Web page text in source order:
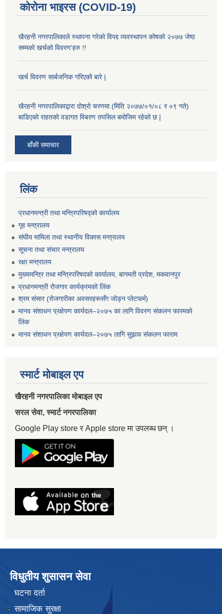
कोरोना भाइरस (COVID-19)
खैरहनी नगरपालिकाले स्थापना गरेको विपद्द व्यवस्थापन कोषको २०७७ जेष्ठ
सम्मको खर्चको विवरण'हरु !!
खर्च विवरण सार्बजनिक गरिएको बारे |
खैरहनी नगरपालिकाद्वारा दोश्रो चरणमा (मिति २०७७/०१/०८ र ०९ गते)
बाडिएको राहतको वडागत विबरण तपसिल बमोजिम रहेको छ |
बाँकी समाचार
लिंक
प्रधानमन्त्री तथा मन्त्रिपरिषद्को कार्यालय
गृह मन्त्रालय
संघीय मामिला तथा स्थानीय विकास मन्त्रालय
सूचना तथा संचार मन्त्रालय
रक्षा मन्त्रालय
मुख्यमन्त्रि तथा मन्त्रिपरिषदको कार्यालय, बागमती प्रदेश, मकवानपुर
प्रधानमन्त्री रोजगार कार्यक्रमको लिंक
श्रम संसार (रोजगारीका अवसरहरूसँग जोड्न प्लेटफर्म)
मानव संशाधन प्रक्षेपण कार्यदल–२०७५ का लागि विवरण संकलन फारमको
लिंक
मानव संशाधन प्रक्षेपण कार्यदल–२०७५ लागि सुझाव संकलन फाराम
स्मार्ट मोबाइल एप
खैरहनी नगरपालिका मोबाइल एप
सरल सेवा, स्मार्ट नगरपालिका
Google Play store र Apple store मा उपलब्ध छन् ।
विधुतीय शुसासन सेवा
घटना दर्ता
सामाजिक सुरक्षा